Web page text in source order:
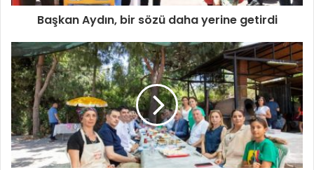
Başkan Aydın, bir sözü daha yerine getirdi